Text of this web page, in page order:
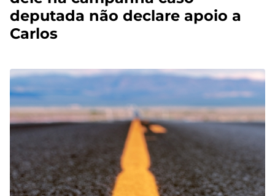
deputada não declare apoio a
Carlos